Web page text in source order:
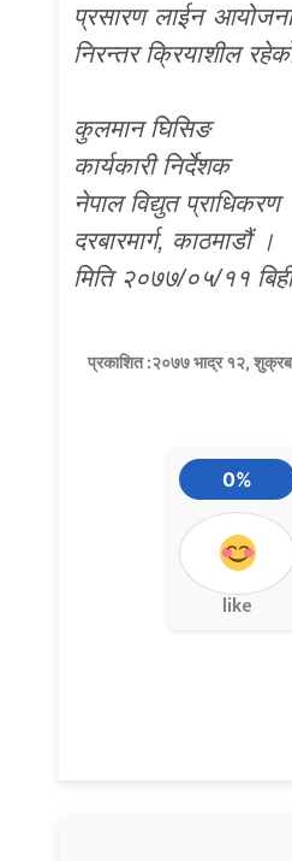
प्रसारण लाईन
निरन्तर क्रियाशील
कुलमान घिसिङ
कार्यकारी निर्देशक
नेपाल विद्युत प्राधिकरण
दरबारमार्ग, काठमाडौं ।
मिति २०७७/०५/११
प्रकाशित :२०७७ भाद्र १२,
0%
like